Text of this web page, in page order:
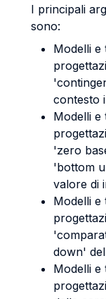
I principali
sono:
Modelli e
contesto
Modelli e
'zero
'bottom
valore di
Modelli e
down'
Modelli e